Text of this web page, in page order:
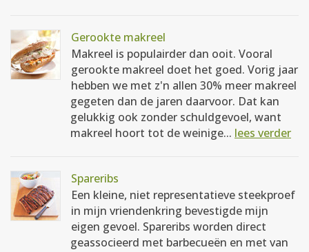
Gerookte makreel
Makreel is populairder dan ooit. Vooral
gerookte makreel doet het goed. Vorig jaar
hebben we met z'n allen 30% meer makreel
gegeten dan de jaren daarvoor. Dat kan
gelukkig ook zonder schuldgevoel, want
makreel hoort tot de weinige... lees verder
Spareribs
Een kleine, niet representatieve steekproef
in mijn vriendenkring bevestigde mijn
eigen gevoel. Spareribs worden direct
geassocieerd met barbecueën en met van